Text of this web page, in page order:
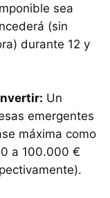
sea
(sin
durante 12 y
Un
emergentes
máxima como
a 100.000 €